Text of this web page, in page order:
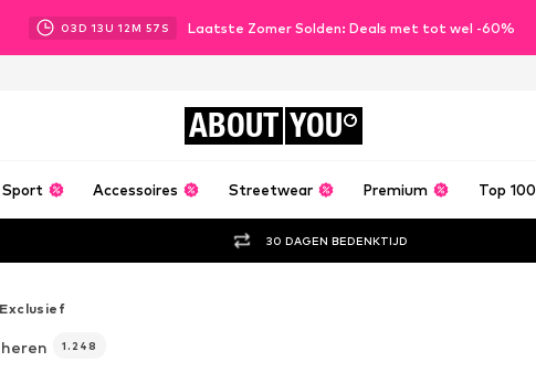
03D 13U 12M 54 S Laatste Zomer Solden: Deals met tot wel -60%
ABOUT YOU
Sport Accessoires Streetwear Premium Top 100
30 DAGEN BEDENKTIJD
Exclusief
1.248